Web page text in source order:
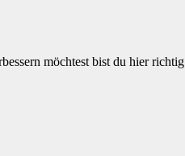
möchtest bist du hier richtig